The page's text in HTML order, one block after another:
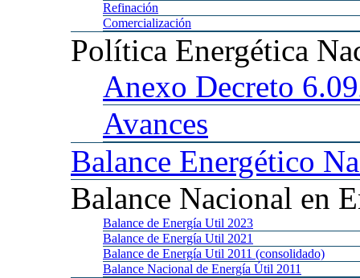
Refinación
Comercialización
Política Energética
Anexo Decreto
Avances
Balance Energético
Balance Nacional en
Balance de Energía Util 2023
Balance de Energía Util 2021
Balance de Energía Util 2011 (consolidado)
Balance Nacional de Energía Útil 2011